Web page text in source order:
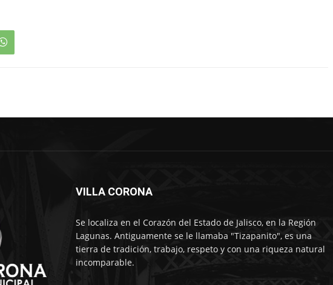
VILLA CORONA
Se localiza en el Corazón del Estado de Jalisco, en la Región
Lagunas. Antiguamente se le llamaba "Tizapanito", es una
tierra de tradición, trabajo, respeto y con una riqueza natural
incomparable.